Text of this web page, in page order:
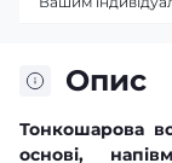
Опис
Тонкошарова
основі,